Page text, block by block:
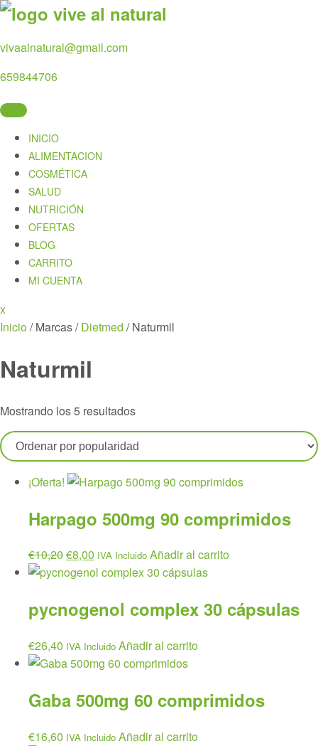
Skip
content
vivaalnatural@gmail.com
659844706
INICIO
ALIMENTACION
COSMÉTICA
SALUD
NUTRICIÓN
OFERTAS
BLOG
CARRITO
MI CUENTA
xClose
Menu
Inicio/ Marcas /Dietmed / Naturmil
Naturmil
Mostrando los 5 resultadosOrdenado
por
popularidad
¡Oferta!
Harpago 500mg 90 comprimidos
€10,20El
precio
era:
€10,20.
€8,00 El
precio
es:
IVA Incluido Añadir al carrito
pycnogenol complex 30 cápsulas
€26,40 IVA Incluido Añadir al carrito
Gaba 500mg 60 comprimidos
€16,60 IVA Incluido Añadir al carrito